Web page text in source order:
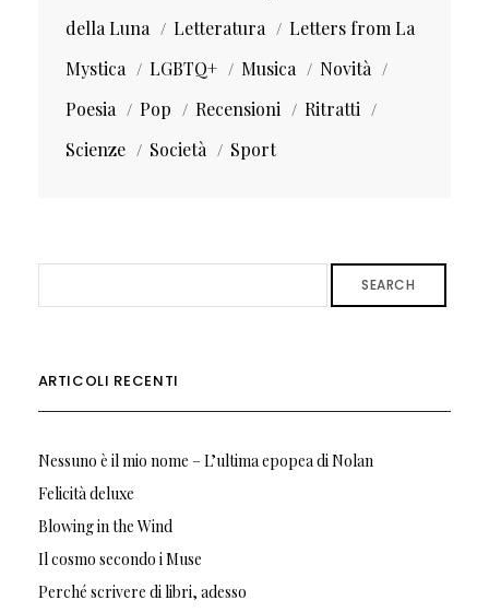
della Luna
Letteratura
Letters from La
Mystica
LGBTQ+ Musica
Novità
Poesia
Pop Recensioni
Ritratti
Scienze
Società Sport
SEARCH
ARTICOLI RECENTI
Nessuno è il mio nome – L’ultima epopea di Nolan
Felicità deluxe
Blowing in the Wind
Il cosmo secondo i Muse
Perché scrivere di libri, adesso